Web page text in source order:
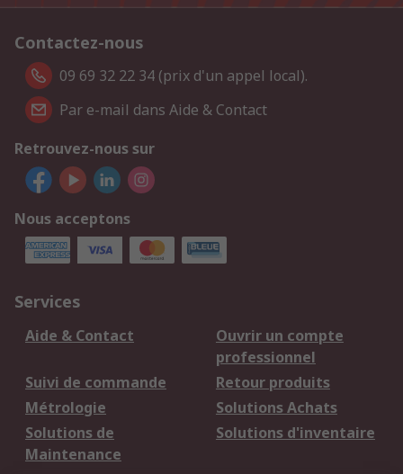
Contactez-nous
09 69 32 22 34 (prix d'un appel local).
Par e-mail dans Aide & Contact
Retrouvez-nous sur
Nous acceptons
Services
Aide & Contact
Ouvrir un compte
professionnel
Suivi de commande
Retour produits
Métrologie
Solutions Achats
Solutions de
Maintenance
Solutions d'inventaire